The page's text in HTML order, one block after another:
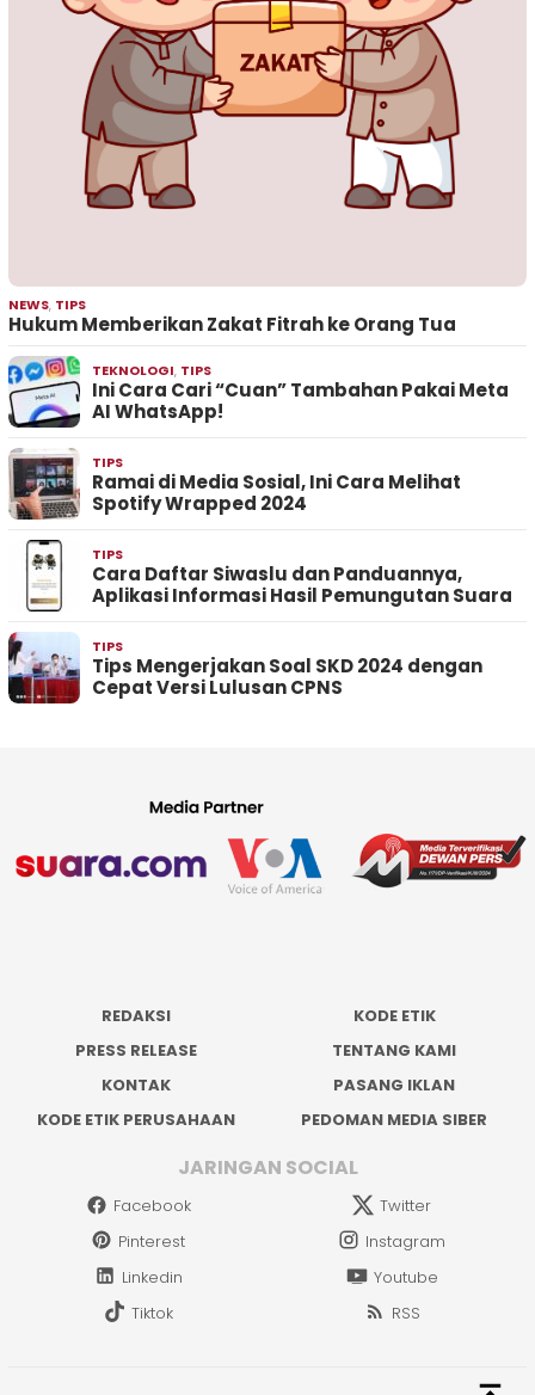
NEWS, TIPS
Hukum Memberikan Zakat Fitrah ke Orang Tua
TEKNOLOGI, TIPS
Ini Cara Cari “Cuan” Tambahan Pakai Meta
AI WhatsApp!
TIPS
Ramai di Media Sosial, Ini Cara Melihat
Spotify Wrapped 2024
TIPS
Cara Daftar Siwaslu dan Panduannya,
Aplikasi Informasi Hasil Pemungutan Suara
TIPS
Tips Mengerjakan Soal SKD 2024 dengan
Cepat Versi Lulusan CPNS
REDAKSI
KODE ETIK
PRESS RELEASE
TENTANG KAMI
KONTAK
PASANG IKLAN
KODE ETIK PERUSAHAAN
PEDOMAN MEDIA SIBER
JARINGAN SOCIAL
Facebook
Twitter
Pinterest
Instagram
Linkedin
Youtube
Tiktok
RSS